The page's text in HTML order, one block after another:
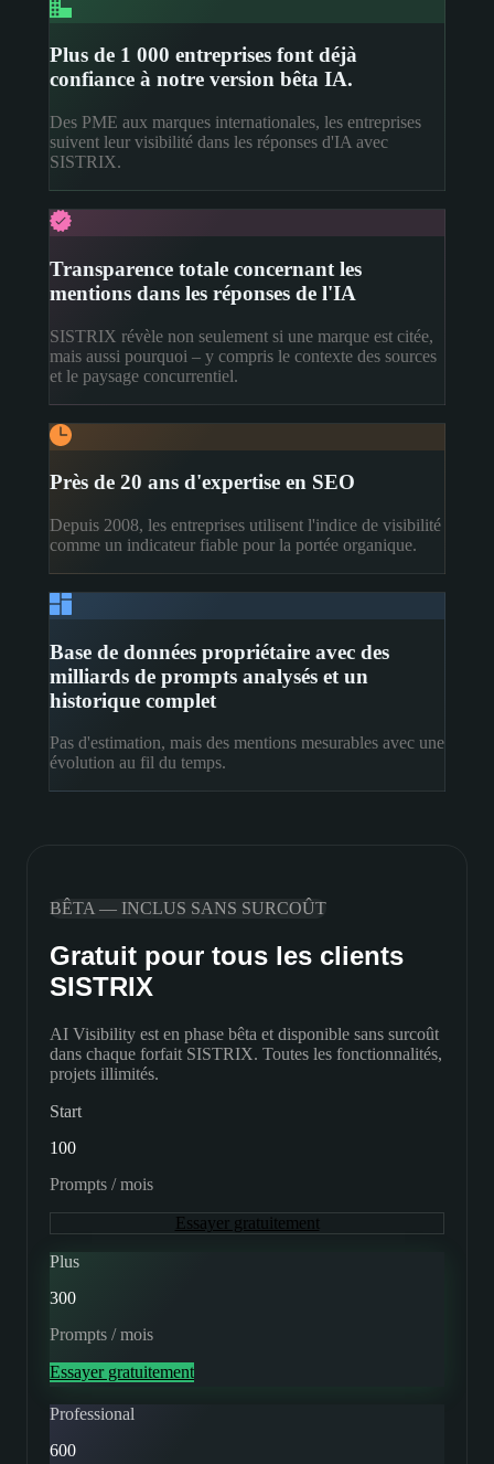
Plus de 1 000 entreprises font déjà
confiance à notre version bêta IA.
Des PME aux marques internationales, les entreprises
suivent leur visibilité dans les réponses d'IA avec
SISTRIX.
Transparence totale concernant les
mentions dans les réponses de l'IA
SISTRIX révèle non seulement si une marque est citée,
mais aussi pourquoi – y compris le contexte des sources
et le paysage concurrentiel.
Près de 20 ans d'expertise en SEO
Depuis 2008, les entreprises utilisent l'indice de visibilité
comme un indicateur fiable pour la portée organique.
Base de données propriétaire avec des
milliards de prompts analysés et un
historique complet
Pas d'estimation, mais des mentions mesurables avec une
évolution au fil du temps.
BÊTA — INCLUS SANS SURCOÛT
Gratuit pour tous les clients
SISTRIX
AI Visibility est en phase bêta et disponible sans surcoût
dans chaque forfait SISTRIX. Toutes les fonctionnalités,
projets illimités.
Start
100
Prompts / mois
Essayer gratuitement
Plus
300
Prompts / mois
Essayer gratuitement
Professional
600